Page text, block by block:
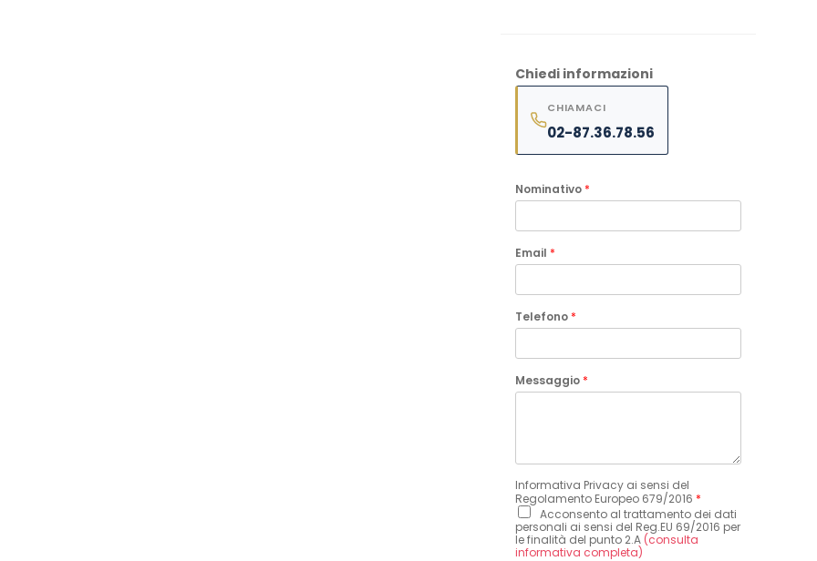
Chiedi informazioni
CHIAMACI
02-87.36.78.56
Nominativo *
Email *
Telefono *
Messaggio *
Informativa Privacy ai sensi del
Regolamento Europeo 679/2016 *
Acconsento al trattamento dei dati
personali ai sensi del Reg.EU 69/2016 per
le finalità del punto 2.A (consulta
informativa completa)